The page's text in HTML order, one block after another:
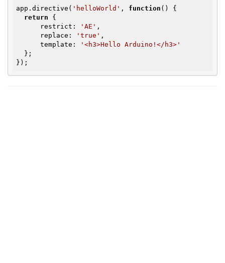
app.directive( 'helloWorld' , function ()
{
return {
      restrict:
'AE' ,
      replace:
'true' ,
      template:
'<h3>Hello Arduino!</h3>'
});